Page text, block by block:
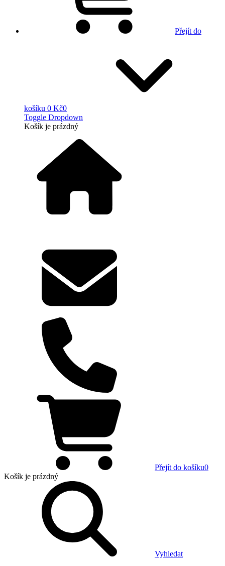
Přejít do
košíku 0 Kč0
Toggle Dropdown
Košík je prázdný
Přejít do košíku0
Košík je prázdný
Vyhledat